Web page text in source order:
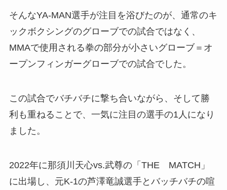
そんなYA-MAN選手が注目を浴びたのが、通常のキ
ックボクシングのグローブでの試合ではなく、
MMAで使用される拳の部分が小さいグローブ＝オ
ープンフィンガーグローブでの試合でした。
この試合でバチバチに撃ち合いながら、そして勝
利も重ねることで、一気に注目の選手の1人になり
ました。
2022年に那須川天心vs.武尊の「THE MATCH」
に出場し、元K-1の芦澤竜誠選手とバッチバチの喧